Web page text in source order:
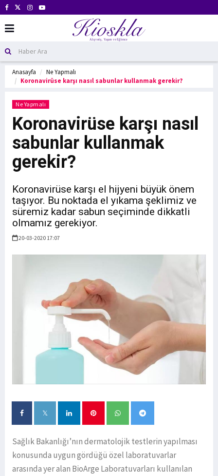
Anasayfa
Ne Yapmalı
Koronavirüse karşı nasıl sabunlar kullanmak gerekir?
Ne Yapmalı
Koronavirüse karşı nasıl
sabunlar kullanmak
gerekir?
Koronavirüse karşı el hijyeni büyük önem
taşıyor. Bu noktada el yıkama şeklimiz ve
süremiz kadar sabun seçiminde dikkatli
olmamız gerekiyor.
20-03-2020 17:07
Sağlık Bakanlığı’nın dermatolojik testlerin yapılması
konusunda uygun gördüğü özel laboratuvarlar
arasında yer alan BioArge Laboratuvarları kullanılan